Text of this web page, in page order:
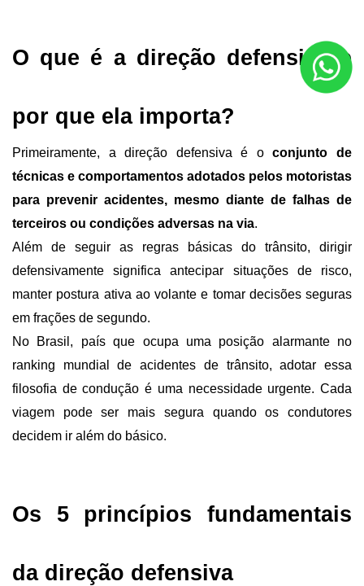
O que é a direção defensiva e
por que ela importa?
Primeiramente, a direção defensiva é o conjunto de
técnicas e comportamentos adotados pelos motoristas
para prevenir acidentes, mesmo diante de falhas de
terceiros ou condições adversas na via.
Além de seguir as regras básicas do trânsito, dirigir
defensivamente significa antecipar situações de risco,
manter postura ativa ao volante e tomar decisões seguras
em frações de segundo.
No Brasil, país que ocupa uma posição alarmante no
ranking mundial de acidentes de trânsito, adotar essa
filosofia de condução é uma necessidade urgente. Cada
viagem pode ser mais segura quando os condutores
decidem ir além do básico.
Os 5 princípios fundamentais
da direção defensiva